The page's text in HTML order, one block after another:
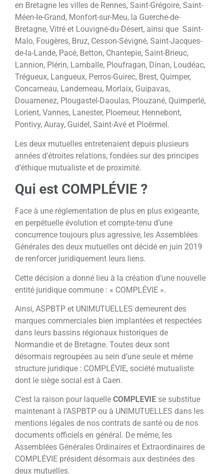
en Bretagne les villes de Rennes, Saint-Grégoire, Saint-
Méen-le-Grand, Monfort-sur-Meu, la Guerche-de-
Bretagne, Vitré et Louvigné-du-Désert, ainsi que Saint-
Malo, Fougères, Bruz, Cesson-Sévigné, Saint-Jacques-
de-la-Lande, Pacé, Betton, Chantepie, Saint-Brieuc,
Lannion, Plérin, Lamballe, Ploufragan, Dinan, Loudéac,
Trégueux, Langueux, Perros-Guirec, Brest, Quimper,
Concarneau, Landerneau, Morlaix, Guipavas,
Douarnenez, Plougastel-Daoulas, Plouzané, Quimperlé,
Lorient, Vannes, Lanester, Ploemeur, Hennebont,
Pontivy, Auray, Guidel, Saint-Avé et Ploërmel.
Les deux mutuelles entretenaient depuis plusieurs
années d’étroites relations, fondées sur des principes
d’éthique mutualiste et de proximité.
Qui est COMPLÉVIE ?
Face à une réglementation de plus en plus exigeante,
en perpétuelle évolution et compte-tenu d’une
concurrence toujours plus agressive, les Assemblées
Générales des deux mutuelles ont décidé en juin 2019
de renforcer juridiquement leurs liens.
Cette décision a donné lieu à la création d’une nouvelle
entité juridique commune : « COMPLÉVIE ».
Ainsi, ASPBTP et UNIMUTUELLES demeurent des
marques commerciales bien implantées et respectées
dans leurs bassins régionaux historiques de
Normandie et de Bretagne. Toutes deux sont
désormais regroupées au sein d’une seule et même
structure juridique : COMPLÉVIE, société mutualiste
dont le siège social est à Caen.
C’est la raison pour laquelle COMPLEVIE se substitue
maintenant à l’ASPBTP ou à UNIMUTUELLES dans les
mentions légales de nos contrats de santé ou de nos
documents officiels en général. De même, les
Assemblées Générales Ordinaires et Extraordinaires de
COMPLÉVIE président désormais aux destinées des
deux mutuelles.